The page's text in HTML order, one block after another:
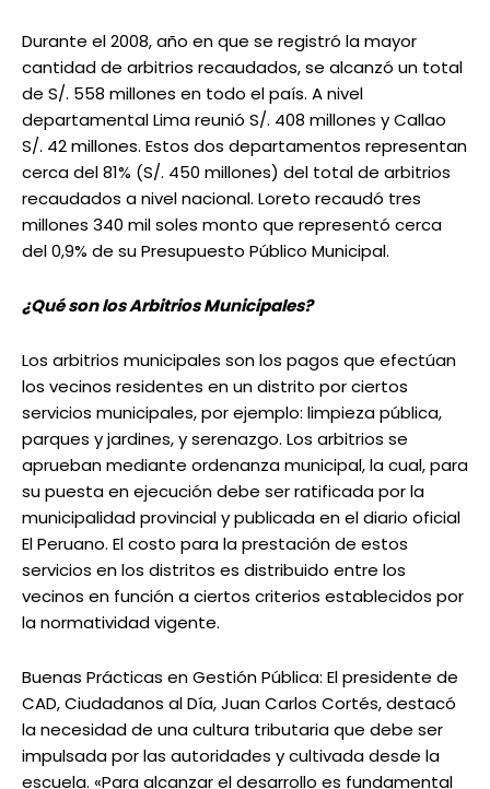
Durante el 2008, año en que se registró la mayor
cantidad de arbitrios recaudados, se alcanzó un total
de S/. 558 millones en todo el país. A nivel
departamental Lima reunió S/. 408 millones y Callao
S/. 42 millones. Estos dos departamentos representan
cerca del 81% (S/. 450 millones) del total de arbitrios
recaudados a nivel nacional. Loreto recaudó tres
millones 340 mil soles monto que representó cerca
del 0,9% de su Presupuesto Público Municipal.
¿Qué son los Arbitrios Municipales?
Los arbitrios municipales son los pagos que efectúan
los vecinos residentes en un distrito por ciertos
servicios municipales, por ejemplo: limpieza pública,
parques y jardines, y serenazgo. Los arbitrios se
aprueban mediante ordenanza municipal, la cual, para
su puesta en ejecución debe ser ratificada por la
municipalidad provincial y publicada en el diario oficial
El Peruano. El costo para la prestación de estos
servicios en los distritos es distribuido entre los
vecinos en función a ciertos criterios establecidos por
la normatividad vigente.
Buenas Prácticas en Gestión Pública: El presidente de
CAD, Ciudadanos al Día, Juan Carlos Cortés, destacó
la necesidad de una cultura tributaria que debe ser
impulsada por las autoridades y cultivada desde la
escuela. «Para alcanzar el desarrollo es fundamental